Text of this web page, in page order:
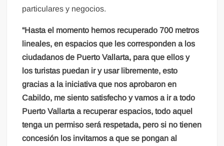
particulares y negocios.
“Hasta el momento hemos recuperado 700 metros
lineales, en espacios que les corresponden a los
ciudadanos de Puerto Vallarta, para que ellos y
los turistas puedan ir y usar libremente, esto
gracias a la iniciativa que nos aprobaron en
Cabildo, me siento satisfecho y vamos a ir a todo
Puerto Vallarta a recuperar espacios, todo aquel
tenga un permiso será respetada, pero si no tienen
concesión los invitamos a que se pongan al